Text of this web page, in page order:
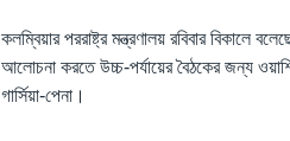
কলম্বিয়ার পররাষ্ট্র মন্ত্রণালয় রবিবার বিকালে
আলোচনা করতে উচ্চ-পর্যায়ের বৈঠকের জন্য
গার্সিয়া-পেনা।